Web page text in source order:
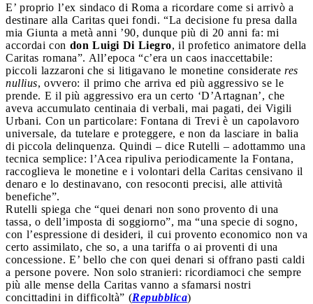
E’ proprio l’ex sindaco di Roma a ricordare come si arrivò a
destinare alla Caritas quei fondi. “La decisione fu presa dalla
mia Giunta a metà anni ’90, dunque più di 20 anni fa: mi
accordai con don Luigi Di Liegro, il profetico animatore della
Caritas romana”. All’epoca “c’era un caos inaccettabile:
piccoli lazzaroni che si litigavano le monetine considerate res
nullius, ovvero: il primo che arriva ed più aggressivo se le
prende. E il più aggressivo era un certo ‘D’Artagnan’, che
aveva accumulato centinaia di verbali, mai pagati, dei Vigili
Urbani. Con un particolare: Fontana di Trevi è un capolavoro
universale, da tutelare e proteggere, e non da lasciare in balia
di piccola delinquenza. Quindi – dice Rutelli – adottammo una
tecnica semplice: l’Acea ripuliva periodicamente la Fontana,
raccoglieva le monetine e i volontari della Caritas censivano il
denaro e lo destinavano, con resoconti precisi, alle attività
benefiche”.
Rutelli spiega che “quei denari non sono provento di una
tassa, o dell’imposta di soggiorno”, ma “una specie di sogno,
con l’espressione di desideri, il cui provento economico non va
certo assimilato, che so, a una tariffa o ai proventi di una
concessione. E’ bello che con quei denari si offrano pasti caldi
a persone povere. Non solo stranieri: ricordiamoci che sempre
più alle mense della Caritas vanno a sfamarsi nostri
concittadini in difficoltà” (Repubblica)